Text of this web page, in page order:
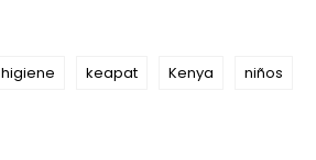
higiene keapat Kenya niños